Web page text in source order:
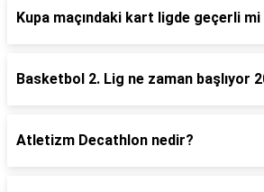
Kupa maçındaki kart ligde geçerli mi
Basketbol 2. Lig ne zaman başlıyor
Atletizm Decathlon nedir?